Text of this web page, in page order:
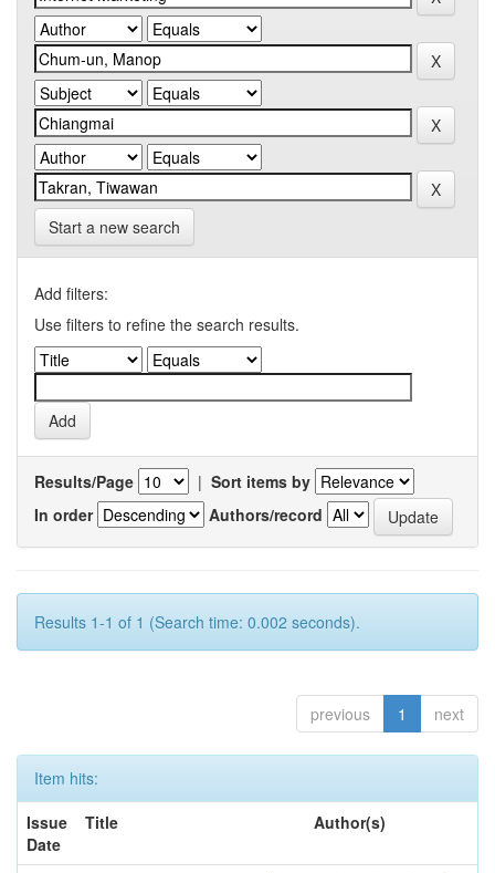
Start a new search
Add filters:
Use filters to refine the search results.
Results/Page | Sort items by
In order
Authors/record
Results 1-1 of 1 (Search time: 0.002 seconds).
previous 1 next
Item hits:
Issue
Date
Title Author(s)